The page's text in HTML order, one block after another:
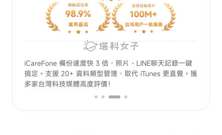
iCareFone 備份速度快 3 倍，照片、LINE聊天記錄一鍵
搞定。支援 20+ 資料類型管理，取代 iTunes 更直覺。獲
多家台灣科技媒體高度評價！